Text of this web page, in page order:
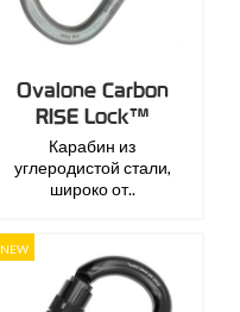
Ovalone Carbon
RISE Lock™
Карабин из
углеродистой стали,
широко от..
NEW